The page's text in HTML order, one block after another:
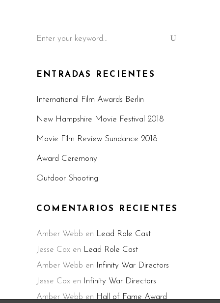
for:
ENTRADAS RECIENTES
International Film Awards Berlin
New Hampshire Movie Festival 2018
Movie Film Review Sundance 2018
Award Ceremony
Outdoor Shooting
COMENTARIOS RECIENTES
Amber Webb en Lead Role Cast
Jesse Cox en Lead Role Cast
Amber Webb en Infinity War Directors
Jesse Cox en Infinity War Directors
Amber WebbenHall of Fame Award